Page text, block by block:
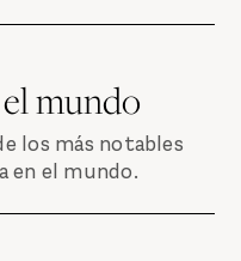
mundo
los más notables
en el mundo.